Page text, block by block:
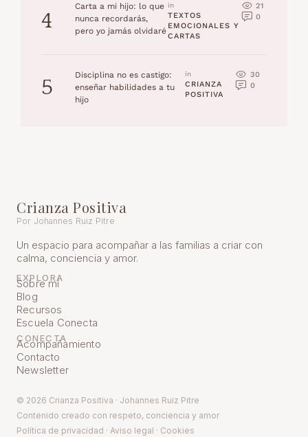
4
Carta a mi hijo: lo que
nunca recordarás,
pero yo jamás olvidaré
in
TEXTOS
EMOCIONALES Y
CARTAS
21
0
5
Disciplina no es castigo:
enseñar habilidades a tu
hijo
in
CRIANZA
POSITIVA
30
0
Crianza Positiva
Por Johannes Ruiz Pitre
Un espacio para acompañar a las familias a criar con
calma, conciencia y amor.
EXPLORA
Sobre mí
Blog
Recursos
Escuela Conecta
CONECTA
Acompañamiento
Contacto
Newsletter
© 2026 Crianza Positiva · Johannes Ruiz Pitre
Contenido creado con respeto, conciencia y amor
Política de privacidad · Aviso legal · Cookies